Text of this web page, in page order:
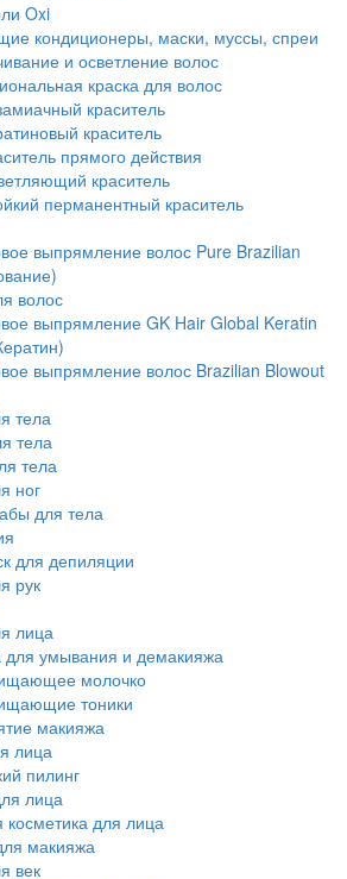
Oxi
кондиционеры, маски, муссы, спреи
и осветление волос
краска для волос
краситель
краситель
прямого действия
краситель
перманентный краситель
выпрямление волос Pure Brazilian
волос
выпрямление GK Hair Global Keratin
выпрямление волос Brazilian Blowout
тела
тела
тела
ног
для тела
для депиляции
рук
лица
для умывания и демакияжа
молочко
тоники
макияжа
лица
пилинг
лица
косметика для лица
макияжа
век